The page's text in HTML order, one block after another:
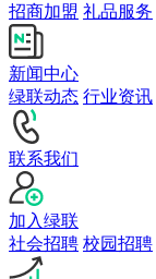
招商加盟 礼品服务
新闻中心
绿联动态 行业资讯
联系我们
加入绿联
社会招聘 校园招聘